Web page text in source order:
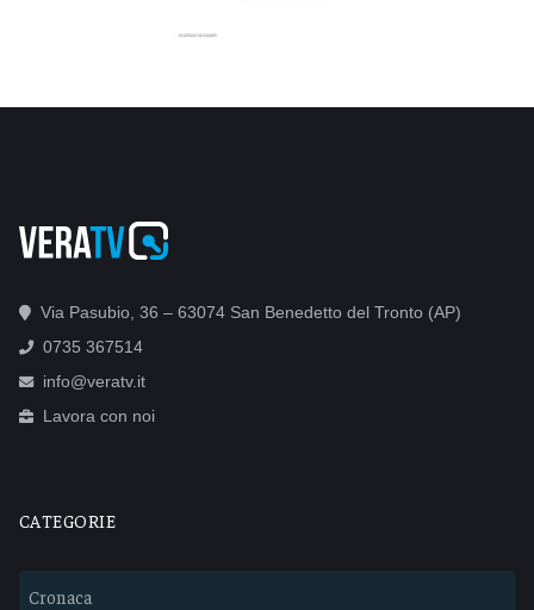
Via Pasubio, 36 – 63074 San Benedetto del Tronto (AP)
0735 367514
info@veratv.it
Lavora con noi
CATEGORIE
Cronaca